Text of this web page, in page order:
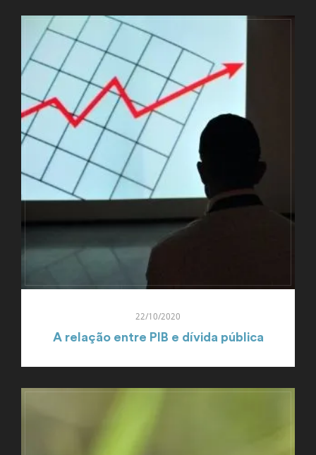
22/10/2020
A relação entre PIB e dívida pública